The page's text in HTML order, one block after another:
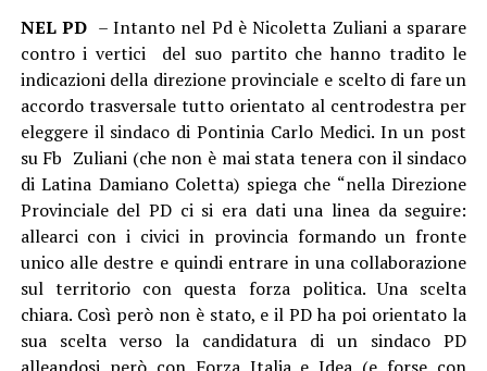
NEL PD – Intanto nel Pd è Nicoletta Zuliani a sparare
contro i vertici del suo partito che hanno tradito le
indicazioni della direzione provinciale e scelto di fare un
accordo trasversale tutto orientato al centrodestra per
eleggere il sindaco di Pontinia Carlo Medici. In un post
su Fb Zuliani (che non è mai stata tenera con il sindaco
di Latina Damiano Coletta) spiega che “nella Direzione
Provinciale del PD ci si era dati una linea da seguire:
allearci con i civici in provincia formando un fronte
unico alle destre e quindi entrare in una collaborazione
sul territorio con questa forza politica. Una scelta
chiara. Così però non è stato, e il PD ha poi orientato la
sua scelta verso la candidatura di un sindaco PD